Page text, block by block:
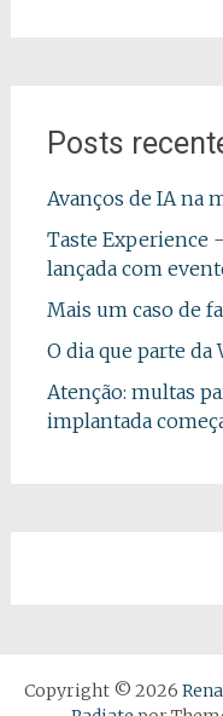
Posts
Avanços de IA na
Taste Experience
lançada com
Mais um caso de
O dia que parte da
Atenção: multas
implantada
Copyright © 2026